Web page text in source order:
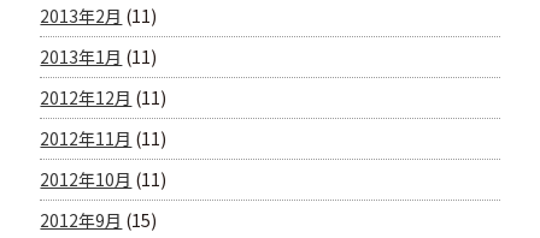
2013年2月 (11)
2013年1月 (11)
2012年12月 (11)
2012年11月 (11)
2012年10月 (11)
2012年9月 (15)